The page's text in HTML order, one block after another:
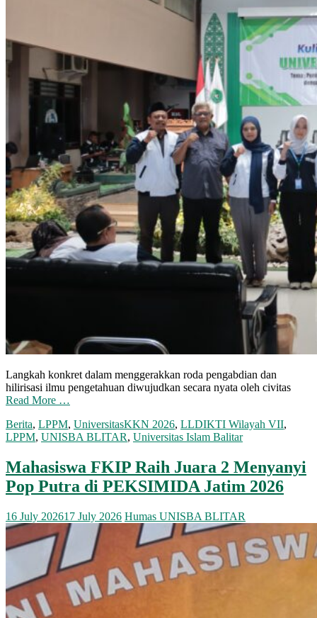
Langkah konkret dalam menggerakkan roda pengabdian dan
hilirisasi ilmu pengetahuan diwujudkan secara nyata oleh civitas
Read More …
Berita, LPPM, UniversitasKKN 2026, LLDIKTI Wilayah VII,
LPPM, UNISBA BLITAR, Universitas Islam Balitar
Mahasiswa FKIP Raih Juara 2 Menyanyi
Pop Putra di PEKSIMIDA Jatim 2026
16 July 202617 July 2026 Humas UNISBA BLITAR